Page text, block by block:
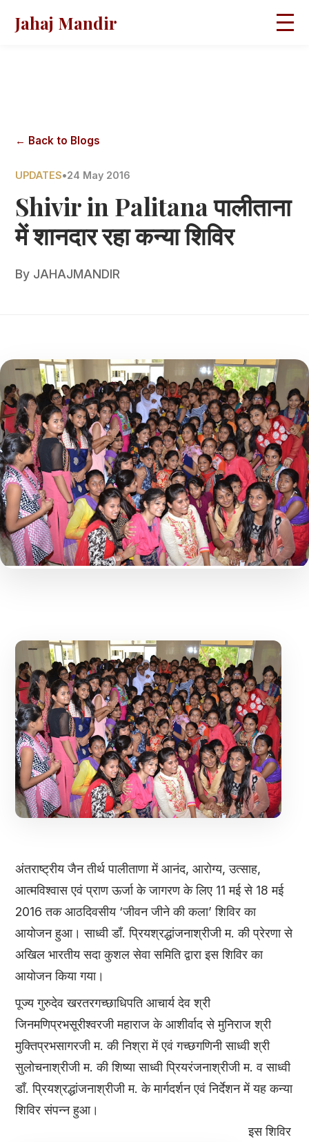
Jahaj Mandir
← Back to Blogs
UPDATES•24 May 2016
Shivir in Palitana पालीताना
में शानदार रहा कन्या शिविर
By JAHAJMANDIR
अंतराष्ट्रीय जैन तीर्थ पालीताणा में आनंद, आरोग्य, उत्साह,
आत्मविश्वास एवं प्राण ऊर्जा के जागरण के लिए 11 मई से 18 मई
2016 तक आठदिवसीय ‘जीवन जीने की कला’ शिविर का
आयोजन हुआ। साध्वी डाँ. प्रियश्रद्धांजनाश्रीजी म. की प्रेरणा से
अखिल भारतीय सदा कुशल सेवा समिति द्वारा इस शिविर का
आयोजन किया गया।
पूज्य गुरुदेव खरतरगच्छाधिपति आचार्य देव श्री
जिनमणिप्रभसूरीश्वरजी महाराज के आशीर्वाद से मुनिराज श्री
मुक्तिप्रभसागरजी म. की निश्रा में एवं गच्छगणिनी साध्वी श्री
सुलोचनाश्रीजी म. की शिष्या साध्वी प्रियरंजनाश्रीजी म. व साध्वी
डाँ. प्रियश्रद्धांजनाश्रीजी म. के मार्गदर्शन एवं निर्देशन में यह कन्या
शिविर संपन्न हुआ।
इस शिविर